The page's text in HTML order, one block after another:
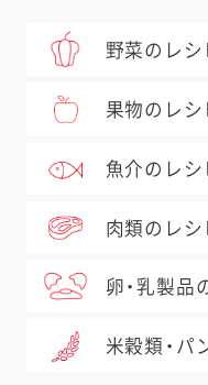
野菜のレシ
果物のレシ
魚介のレシ
肉類のレシ
卵・乳製品
米穀類・パ